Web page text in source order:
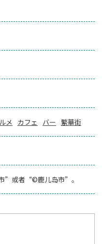
メ カフェ バー 繁華街
”或者“©鹿儿岛市”。